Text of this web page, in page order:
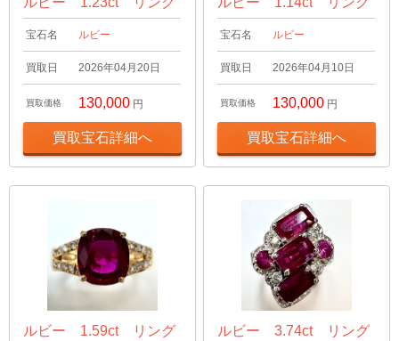
宝石名 ルビー
買取日 2026年04月20日
買取価格 130,000 円
買取宝石詳細へ
宝石名 ルビー
買取日 2026年04月10日
買取価格 130,000 円
買取宝石詳細へ
ルビー 1.59ct リング ルビー 3.74ct リング